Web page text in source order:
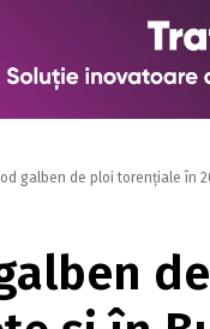
galben de ploi torenţiale în